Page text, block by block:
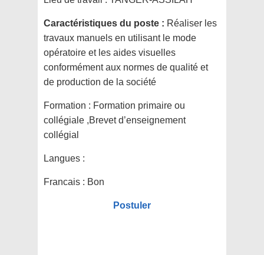
Caractéristiques du poste : Réaliser les
travaux manuels en utilisant le mode
opératoire et les aides visuelles
conformément aux normes de qualité et
de production de la société
Formation : Formation primaire ou
collégiale ,Brevet d’enseignement
collégial
Langues :
Francais : Bon
Postuler